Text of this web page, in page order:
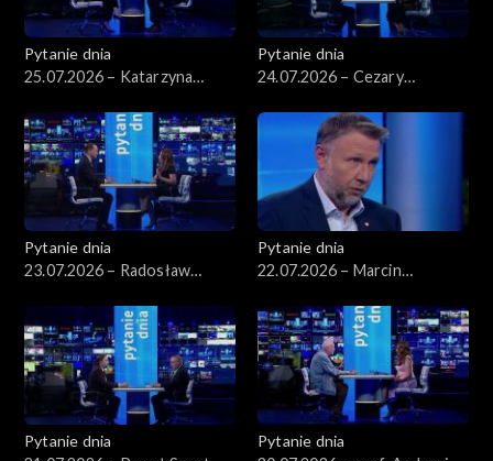
Pytanie dnia
25.07.2026 – Katarzyna
Pytanie dnia
24.07.2026 – Cezary
Pytanie dnia
23.07.2026 – Radosław
Pytanie dnia
22.07.2026 – Marcin
Pytanie dnia
Pytanie dnia